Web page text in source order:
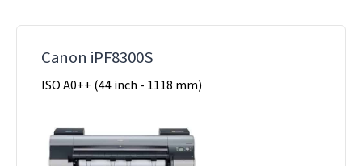
Canon iPF8300S
ISO A0++ (44 inch - 1118 mm)